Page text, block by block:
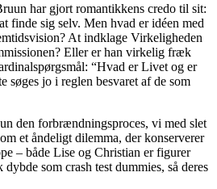
har gjort romantikkens credo til sit:
finde sig selv. Men hvad er idéen med
At indklage Virkeligheden
Eller er han virkelig fræk
“Hvad er Livet og er
søges jo i reglen besvaret af de som
den forbrændningsproces, vi med slet
et åndeligt dilemma, der konserverer
– både Lise og Christian er figurer
som crash test dummies, så deres